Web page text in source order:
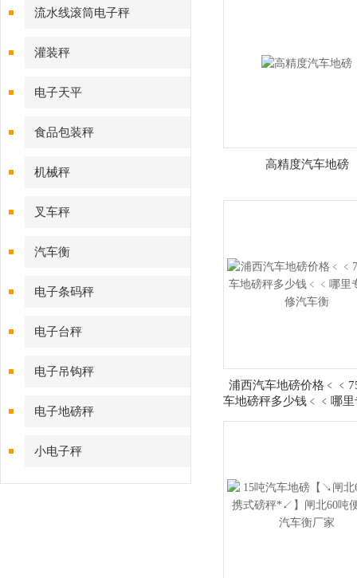
流水线滚筒电子秤
灌装秤
电子天平
食品包装秤
机械秤
叉车秤
汽车衡
电子条码秤
电子台秤
电子吊钩秤
电子地磅秤
小电子秤
高精度汽车地磅
浦西汽车地磅价格
车地磅秤多少钱﹤﹤哪